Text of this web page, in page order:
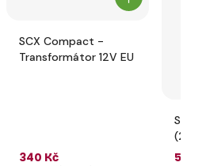
SCX Compact -
Transformátor 12V EU
340 Kč
SCX
(2)
554